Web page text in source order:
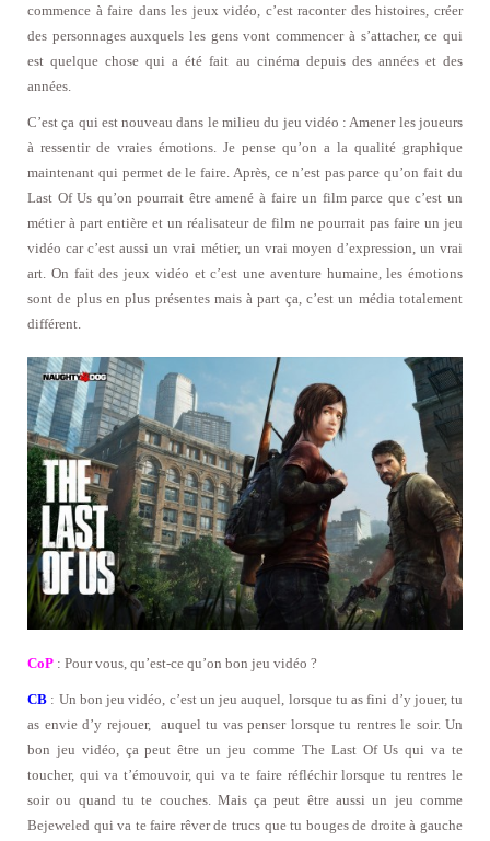
commence à faire dans les jeux vidéo, c’est raconter des histoires, créer
des personnages auxquels les gens vont commencer à s’attacher, ce qui
est quelque chose qui a été fait au cinéma depuis des années et des
années.
C’est ça qui est nouveau dans le milieu du jeu vidéo : Amener les joueurs
à ressentir de vraies émotions. Je pense qu’on a la qualité graphique
maintenant qui permet de le faire. Après, ce n’est pas parce qu’on fait du
Last Of Us qu’on pourrait être amené à faire un film parce que c’est un
métier à part entière et un réalisateur de film ne pourrait pas faire un jeu
vidéo car c’est aussi un vrai métier, un vrai moyen d’expression, un vrai
art. On fait des jeux vidéo et c’est une aventure humaine, les émotions
sont de plus en plus présentes mais à part ça, c’est un média totalement
différent.
CoP : Pour vous, qu’est-ce qu’on bon jeu vidéo ?
CB : Un bon jeu vidéo, c’est un jeu auquel, lorsque tu as fini d’y jouer, tu
as envie d’y rejouer, auquel tu vas penser lorsque tu rentres le soir. Un
bon jeu vidéo, ça peut être un jeu comme The Last Of Us qui va te
toucher, qui va t’émouvoir, qui va te faire réfléchir lorsque tu rentres le
soir ou quand tu te couches. Mais ça peut être aussi un jeu comme
Bejeweled qui va te faire rêver de trucs que tu bouges de droite à gauche